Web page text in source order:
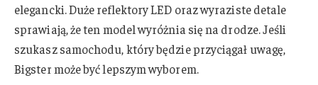
elegancki. Duże reflektory LED oraz wyraziste detale
sprawiają, że ten model wyróżnia się na drodze. Jeśli
szukasz samochodu, który będzie przyciągał uwagę,
Bigster może być lepszym wyborem.